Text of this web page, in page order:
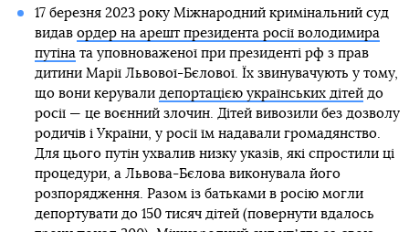
17 березня 2023 року Міжнародний кримінальний суд
видав ордер на арешт президента росії володимира
путіната уповноваженої при президенті рф з прав
дитини Марії Львової-Бєлової. Їх звинувачують у тому,
що вони керували депортацією українських дітейдо
росії — це воєнний злочин. Дітей вивозили без дозволу
родичів і України, у росії їм надавали громадянство.
Для цього путін ухвалив низку указів, які спростили ці
процедури, а Львова-Бєлова виконувала його
розпорядження. Разом із батьками в росію могли
депортувати до 150 тисяч дітей (повернути вдалось